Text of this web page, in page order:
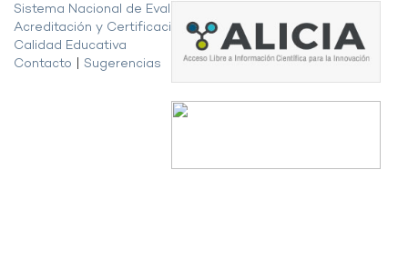
Sistema Nacional de Evaluación,
Acreditación y Certificación de la
Calidad Educativa
Contacto
Sugerencias